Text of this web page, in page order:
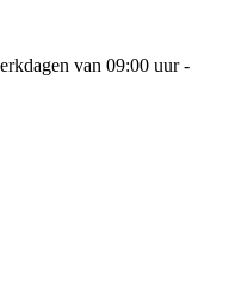
van 09:00 uur -